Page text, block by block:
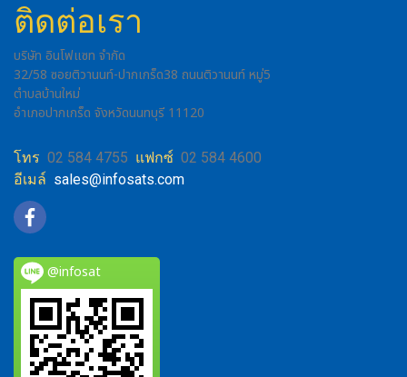
ติดต่อเรา
บริษัท อินโฟแซท จำกัด
32/58 ซอยติวานนท์-ปากเกร็ด38 ถนนติวานนท์ หมู่5
ตำบลบ้านใหม่
อำเภอปากเกร็ด จังหวัดนนทบุรี 11120
โทร 02 584 4755 แฟกซ์ 02 584 4600
อีเมล์ sales@infosats.com
@infosat